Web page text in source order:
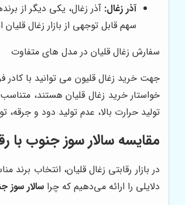
آذر زغال: آذر زغال، یکی دیگر از
سهم قابل توجهی از بازار زغال
سفارش زغال قلیان در مدل های متفاوت
جهت خرید زغال قلیون می توانید با
خواستار خرید زغال قلیان هستند،
تولید حرارت بالا، عدم تولید دود و
مقایسه سالار سوز جنوب با
در بازار رقابتی زغال قلیان، انتخاب
دلایلی را ارائه می‌دهیم که چرا سالار سوز